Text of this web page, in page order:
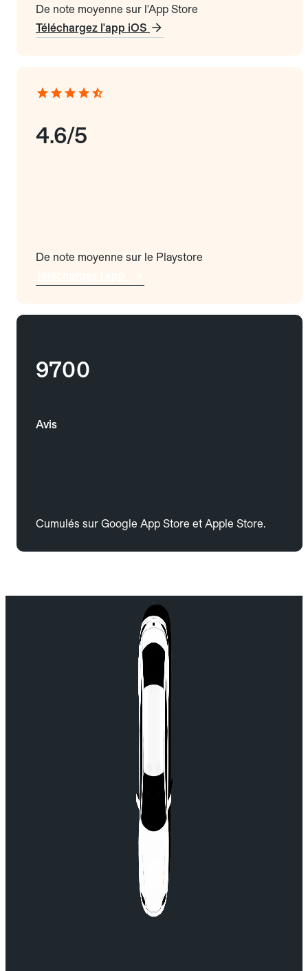
De note moyenne sur l'App Store
Téléchargez l'app iOS
4.6/5
De note moyenne sur le Playstore
9700
Avis
Cumulés sur Google App Store et Apple Store.